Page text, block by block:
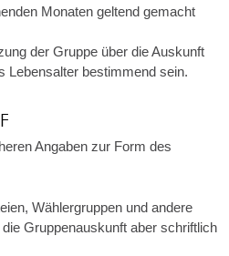
Monaten geltend gemacht
der Gruppe über die Auskunft
Lebensalter bestimmend sein.
Angaben zur Form des
Wählergruppen und andere
Gruppenauskunft aber schriftlich